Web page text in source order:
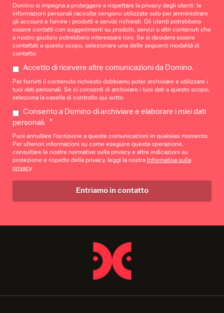
Domino si impegna a proteggere e rispettare la privacy degli utenti: le
informazioni personali raccolte vengono utilizzate solo per amministrare
gli account e fornire i prodotti e servizi richiesti. Gli utenti potrebbero
essere contatti con suggerimenti su prodotti, servizi o altri contenuti che
a nostro giudizio potrebbero interessare loro. Se si desidera essere
contattati a questo scopo, selezionare una delle seguenti modalità di
contatto:
Accetto di ricevere altre comunicazioni da Domino.
Per fornirti il contenuto richiesto dobbiamo poter archiviare e utilizzare i
tuoi dati personali. Se ci consenti di archiviare i tuoi dati a questo scopo,
seleziona la casella di controllo qui sotto.
Consento a Domino di archiviare e elaborare i miei dati
personali. *
Puoi annullare l'iscrizione a queste comunicazioni in qualsiasi momento.
Per ulteriori informazioni su come eseguire questa operazione,
consultare le nostre normative sulla privacy e altre indicazioni su
protezione e rispetto della privacy, leggi la nostraInformativa sulla
privacy.